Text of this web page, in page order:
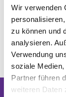
Wir verwenden
zu können und
analysieren.
Verwendung
soziale
Partner führen
weiteren Daten